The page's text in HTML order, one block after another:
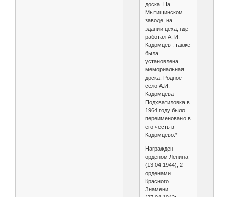
доска. На
Мытищинском
заводе, на
здании цеха, где
работал А. И.
Кадомцев , также
была
установлена
мемориальная
доска. Родное
село А.И.
Кадомцева
Подхватиловка в
1964 году было
переименовано в
его честь в
Кадомцево.*
Награжден
орденом Ленина
(13.04.1944), 2
орденами
Красного
Знамени